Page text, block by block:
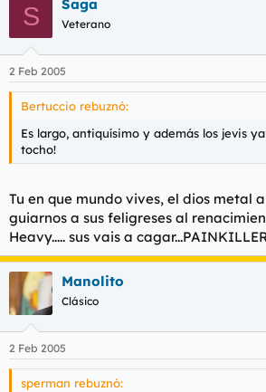
S Saga
Veterano
2 Feb 2005
Bertuccio rebuznó:
Es largo, antiquísimo y además los jevis
tocho!
Tu en que mundo vives, el dios metal
guiarnos a sus feligreses al
Heavy..... sus vais a
Manolito
Clásico
2 Feb 2005
sperman rebuznó: